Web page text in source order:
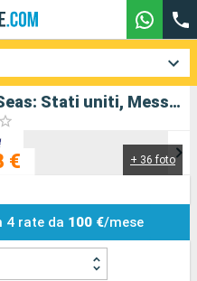
Crociera Voyager of the Seas: Stati uniti, Messico in partenza da Los Angeles
+ 36 foto
€
4 rate da 100 €/mese
Compagnie